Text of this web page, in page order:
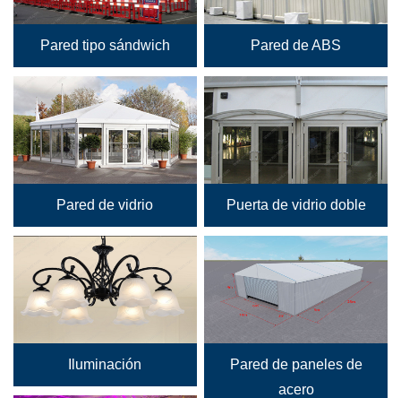
Pared tipo sándwich Pared de ABS
Pared de vidrio Puerta de vidrio doble
Iluminación
Pared de paneles de
acero